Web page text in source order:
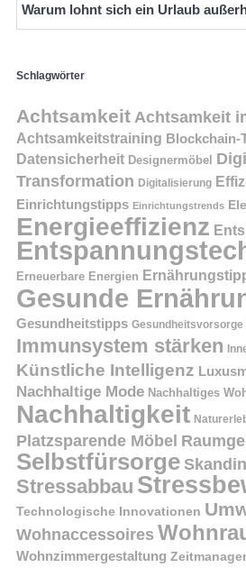
Warum lohnt sich ein Urlaub
Schlagwörter
AchtsamkeitAchtsamkeit
Achtsamkeitstraining Blockchain-
Datensicherheit Designermöbel
Transformation Digitalisierung
Einrichtungstipps Einrichtungstrends
Energieeffizienz
Erneuerbare Energien
Gesunde
Gesundheitstipps Gesundheitsvorsorge
Immunsystem stärken
Künstliche Intelligenz
Nachhaltige Mode Nachhaltiges
Nachhaltigkeit
Platzsparende Möbel
Selbstfürsorge
Stressabbau
Technologische Innovationen
Wohnaccessoires
Wohnzimmergestaltung